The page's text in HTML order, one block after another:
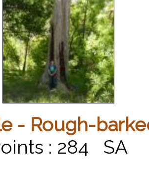
- Rough-
: 284 SA